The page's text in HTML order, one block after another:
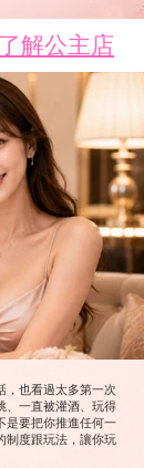
了解公主店
，也看過太多第一次
、一直被灌酒、玩得
是要把你推進任何一
制度跟玩法，讓你玩